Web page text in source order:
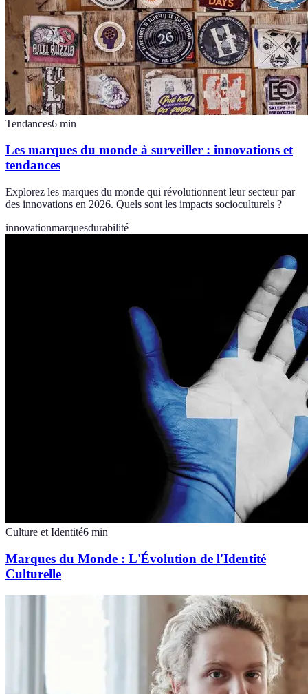
Tendances6 min
Les marques du monde à surveiller : innovations et
tendances
Explorez les marques du monde qui révolutionnent leur secteur par
des innovations en 2026. Quels sont les impacts socioculturels ?
innovationmarquesdurabilité
Culture et Identité6 min
Marques du Monde : L'Évolution de l'Identité
Culturelle